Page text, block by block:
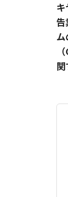
告
関